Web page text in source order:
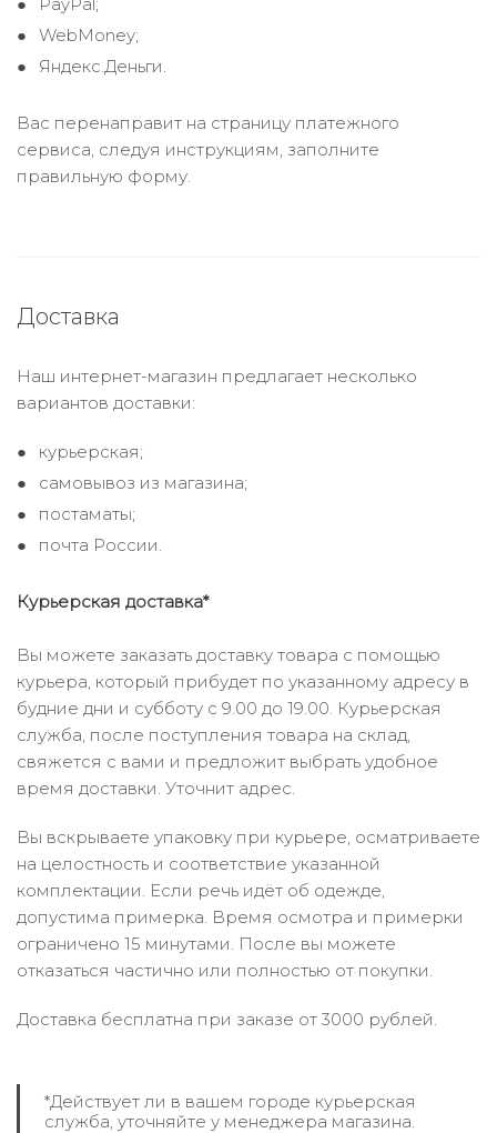
WebMoney;
Яндекс.Деньги.
Вас перенаправит на страницу платежного
сервиса, следуя инструкциям, заполните
правильную форму.
Доставка
Наш интернет-магазин предлагает несколько
вариантов доставки:
курьерская;
самовывоз из магазина;
постаматы;
почта России.
Курьерская доставка*
Вы можете заказать доставку товара с помощью
курьера, который прибудет по указанному адресу в
будние дни и субботу с 9.00 до 19.00. Курьерская
служба, после поступления товара на склад,
свяжется с вами и предложит выбрать удобное
время доставки. Уточнит адрес.
Вы вскрываете упаковку при курьере, осматриваете
на целостность и соответствие указанной
комплектации. Если речь идёт об одежде,
допустима примерка. Время осмотра и примерки
ограничено 15 минутами. После вы можете
отказаться частично или полностью от покупки.
Доставка бесплатна при заказе от 3000 рублей.
*Действует ли в вашем городе курьерская
служба, уточняйте у менеджера магазина.